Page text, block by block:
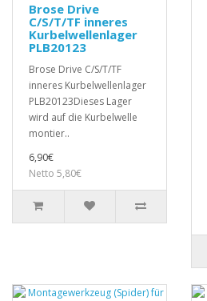
Brose Drive
C/S/T/TF inneres
Kurbelwellenlager
PLB20123
Brose Drive C/S/T/TF
inneres Kurbelwellenlager
PLB20123Dieses Lager
wird auf die Kurbelwelle
montier..
6,90€
Netto 5,80€